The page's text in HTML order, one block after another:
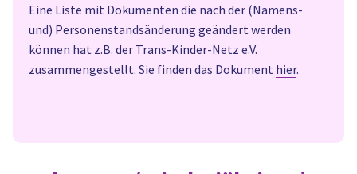
Eine Liste mit Dokumenten die nach der (Namens-
und) Personenstandsänderung geändert werden
können hat z.B. der Trans-Kinder-Netz e.V.
zusammengestellt. Sie finden das Dokument hier.